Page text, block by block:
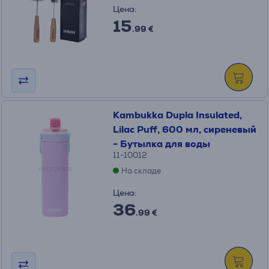
Цена:
15.99 €
Kambukka Dupla Insulated,
Lilac Puff, 600 мл, сиреневый
- Бутылка для воды
11-10012
На складе
Цена:
36.99 €